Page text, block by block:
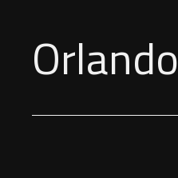
Orlando